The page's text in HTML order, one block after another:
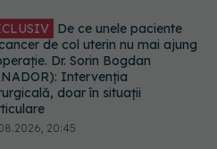
20:45
în Europa după un nou caz
Anzi, singura tulpină
se transmite de la om la om
20:06